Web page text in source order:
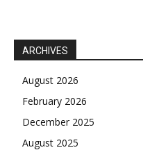
ARCHIVES
August 2026
February 2026
December 2025
August 2025